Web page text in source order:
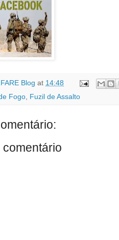
Blog at 14:48
Fogo Fuzil de Assalto